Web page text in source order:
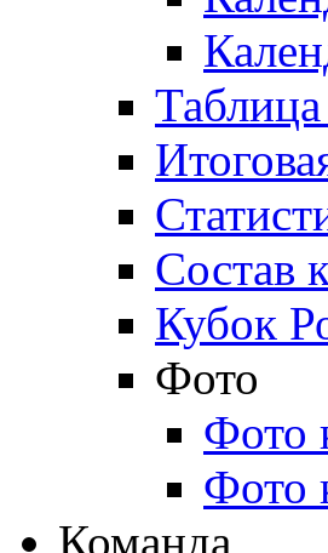
Состав
Кубок
Фото
Фото
Фото
Команда